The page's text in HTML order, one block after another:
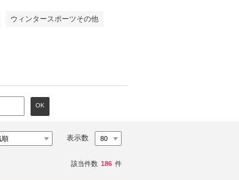
ウィンタースポーツその他
OK
表示数
該当件数 186 件